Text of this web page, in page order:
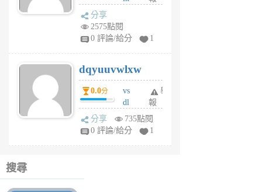
tu
6
個
月
前
分享
2575點閱
0 評論/給分
1
dqyuuvwlxw
0.0分
vs
dl
sq
fy
舉
報
分享
735點閱
0 評論/給分
1
搜尋